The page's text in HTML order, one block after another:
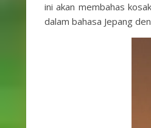
ini akan membahas
dalam bahasa Jepang